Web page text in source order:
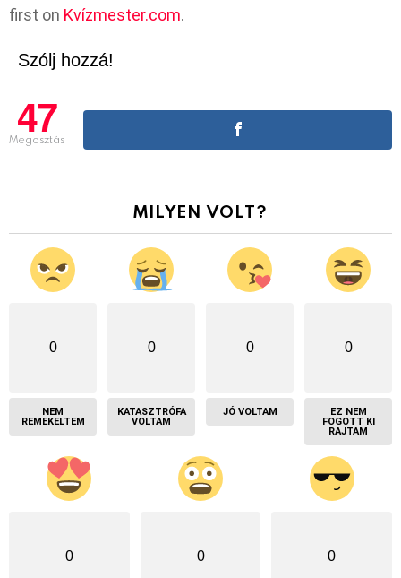
first on Kvízmester.com.
Szólj hozzá!
47
Megosztás
MILYEN VOLT?
0
NEM
REMEKELTEM
0
KATASZTRÓFA
VOLTAM
0
JÓ VOLTAM
0
EZ NEM
FOGOTT KI
RAJTAM
0 0 0